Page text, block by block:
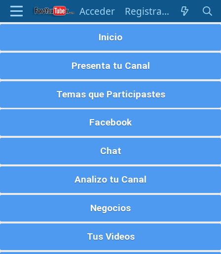
Acceder Registrarse
Inicio
Presenta tu Canal
Temas que Participastes
Facebook
Chat
Analizo tu Canal
Negocios
Tus Videos